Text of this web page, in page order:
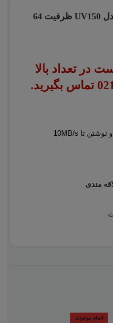
فلش مموری ای دیتا مدل UV150 ظرفیت 64
در تعداد بالا
مندی
اتمام موجودی